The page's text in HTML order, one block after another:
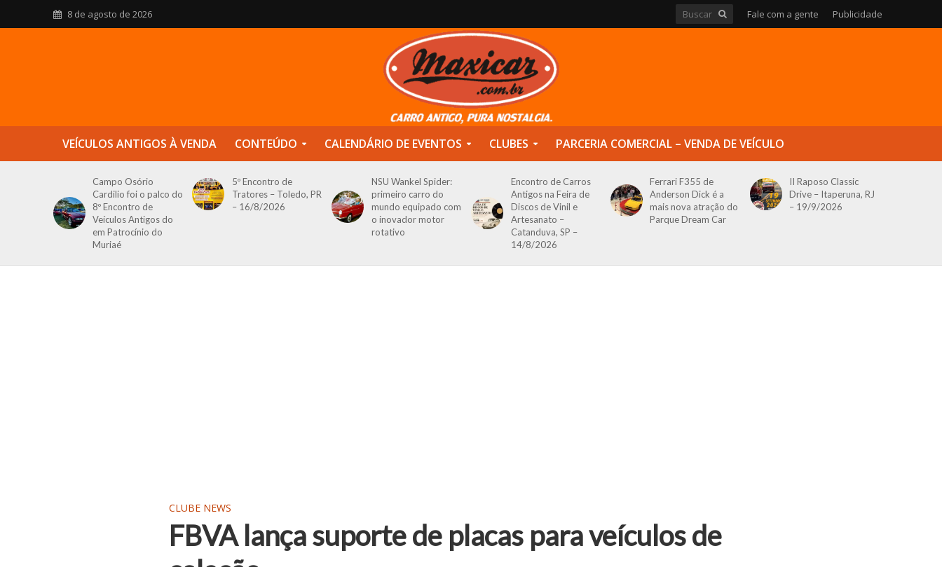
8 de agosto de 2026 Fale com a gente Publicidade
VEÍCULOS ANTIGOS À VENDA CONTEÚDO CALENDÁRIO DE EVENTOS CLUBES PARCERIA COMERCIAL – VENDA DE VEÍCULO
Campo Osório
Cardilio foi o palco do
8º Encontro de
Veículos Antigos do
em Patrocínio do
Muriaé
5º Encontro de
Tratores – Toledo, PR
– 16/8/2026
NSU Wankel Spider:
primeiro carro do
mundo equipado com
o inovador motor
rotativo
Encontro de Carros
Antigos na Feira de
Discos de Vinil e
Artesanato –
Catanduva, SP –
14/8/2026
Ferrari F355 de
Anderson Dick é a
mais nova atração do
Parque Dream Car
II Raposo Classic
Drive – Itaperuna, RJ
– 19/9/2026
CLUBE NEWS
FBVA lança suporte de placas para veículos de